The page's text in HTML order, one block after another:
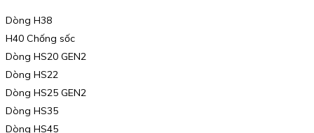
Dòng H38
H40 Chống sốc
Dòng HS20 GEN2
Dòng HS22
Dòng HS25 GEN2
Dòng HS35
Dòng HS45